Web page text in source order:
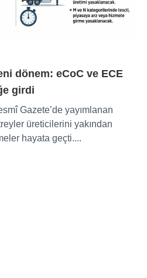
dönem: eCoC ve ECE
girdi
Gazete’de yayımlanan
üreticilerini yakından
hayata geçti....